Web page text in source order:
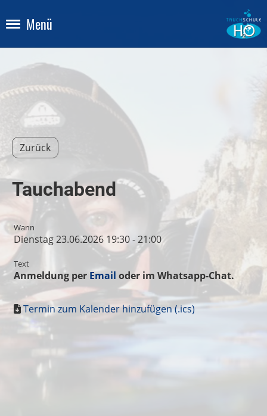
Menü
Zurück
Tauchabend
Wann
Dienstag 23.06.2026 19:30 - 21:00
Text
Anmeldung per Email oder im Whatsapp-Chat.
Termin zum Kalender hinzufügen (.ics)